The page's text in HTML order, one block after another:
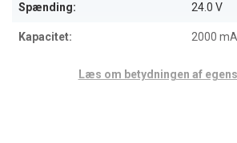
Spænding: 24.0 V
Kapacitet: 2000
Læs om betydningen af